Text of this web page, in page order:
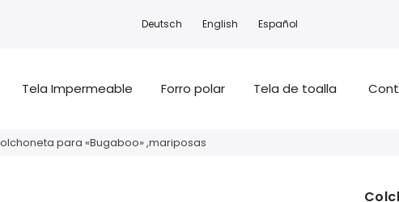
Deutsch English Español
Tela Impermeable Forro polar Tela de toalla
para «Bugaboo» ,mariposas